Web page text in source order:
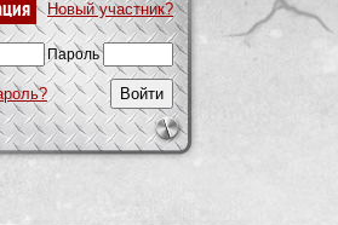
Новый участник?
Пароль